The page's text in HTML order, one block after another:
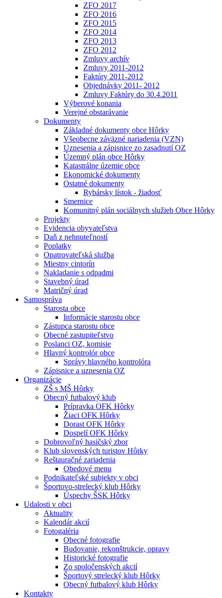
ZFO 2017
ZFO 2016
ZFO 2015
ZFO 2014
ZFO 2013
ZFO 2012
Zmluvy archív
Zmluvy 2011-2012
Faktúry 2011-2012
Objednávky 2011- 2012
Zmluvy Faktúry do 30.4.2011
Výberové konania
Verejné obstarávanie
Dokumenty
Základné dokumenty obce Hôrky
Všeobecne záväzné nariadenia (VZN)
Uznesenia a zápisnice zo zasadnutí OZ
Územný plán obce Hôrky
Katastrálne územie obce
Ekonomické dokumenty
Ostatné dokumenty
Rybársky lístok - žiadosť
Smernice
Komunitný plán sociálnych služieb Obce Hôrky
Projekty
Evidencia obyvateľstva
Daň z nehnuteľností
Poplatky
Opatrovateľská služba
Miestny cintorín
Nakladanie s odpadmi
Stavebný úrad
Matričný úrad
Samospráva
Starosta obce
Informácie starostu obce
Zástupca starostu obce
Obecné zastupiteľstvo
Poslanci OZ, komisie
Hlavný kontrolór obce
Správy hlavného kontrolóra
Zápisnice a uznesenia OZ
Organizácie
ZŠ s MŠ Hôrky
Obecný futbalový klub
Prípravka OFK Hôrky
Žiaci OFK Hôrky
Dorast OFK Hôrky
Dospelí OFK Hôrky
Dobrovoľný hasičský zbor
Klub slovenských turistov Hôrky
Reštauračné zariadenia
Obedové menu
Podnikateľské subjekty v obci
Športovo-strelecký klub Hôrky
Úspechy ŠSK Hôrky
Udalosti v obci
Aktuality
Kalendár akcií
Fotogaléria
Obecné fotografie
Budovanie, rekonštrukcie, opravy
Historické fotografie
Zo spoločenských akcií
Športový strelecký klub Hôrky
Obecný futbalový klub Hôrky
Kontakty